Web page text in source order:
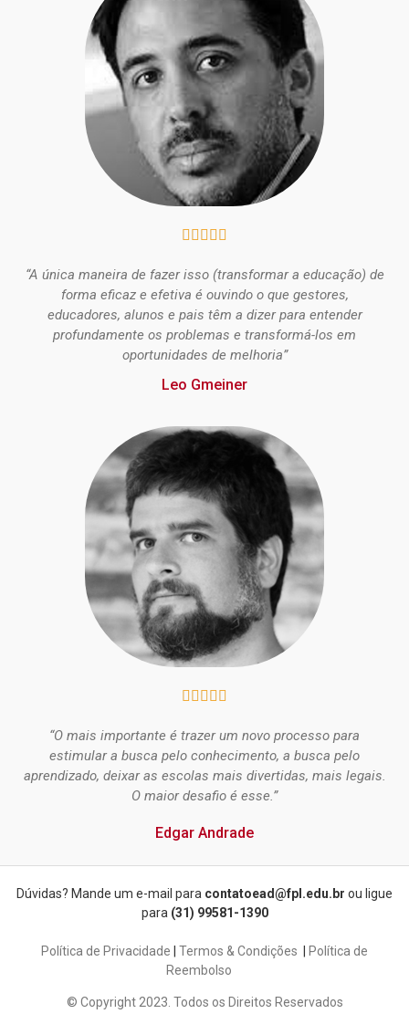
    
“A única maneira de fazer isso (transformar a educação) de
forma eficaz e efetiva é ouvindo o que gestores,
educadores, alunos e pais têm a dizer para entender
profundamente os problemas e transformá-los em
oportunidades de melhoria”
Leo Gmeiner
    
“O mais importante é trazer um novo processo para
estimular a busca pelo conhecimento, a busca pelo
aprendizado, deixar as escolas mais divertidas, mais legais.
O maior desafio é esse.”
Edgar Andrade
Dúvidas? Mande um e-mail para contatoead@fpl.edu.br ou ligue
para (31) 99581-1390
Política de Privacidade Termos & Condições
Política de
Reembolso
© Copyright 2023. Todos os Direitos Reservados